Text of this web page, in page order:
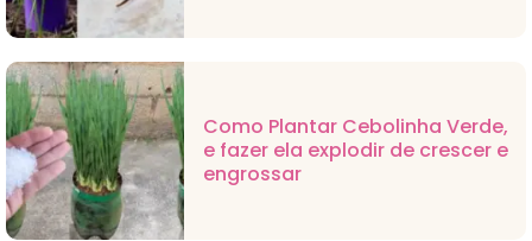
Como Plantar Cebolinha Verde,
e fazer ela explodir de crescer e
engrossar